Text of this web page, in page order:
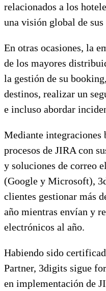
relacionados a los
una visión global de sus
En otras ocasiones, la
de los mayores
la gestión de su
destinos, realizar un
e incluso abordar
Mediante integraciones
procesos de JIRA con
y soluciones de correo
(Google y Microsoft),
clientes gestionar más
año mientras envían y
electrónicos al año.
Habiendo sido
Partner, 3digits sigue
en implementación de